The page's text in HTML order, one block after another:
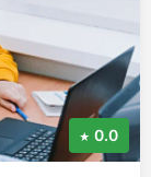
0.0